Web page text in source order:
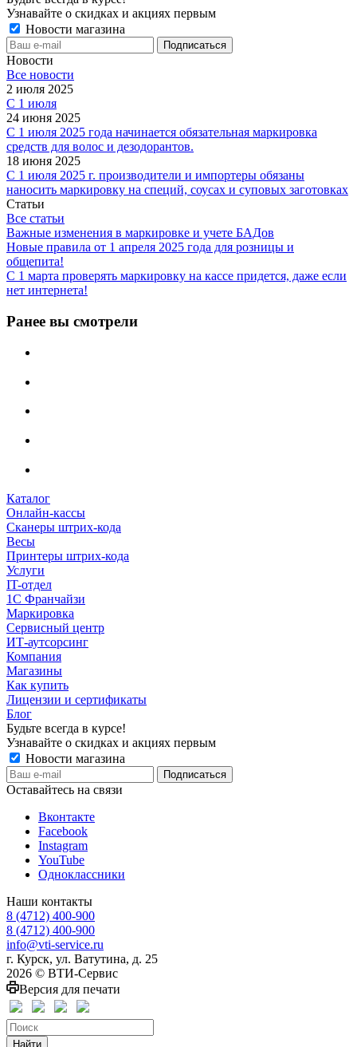
Узнавайте о скидках и акциях первым
Новости магазина
Новости
Все новости
2 июля 2025
С 1 июля
24 июня 2025
С 1 июля 2025 года начинается обязательная маркировка
средств для волос и дезодорантов.
18 июня 2025
С 1 июля 2025 г. производители и импортеры обязаны
наносить маркировку на специй, соусах и суповых заготовках
Статьи
Все статьи
Важные изменения в маркировке и учете БАДов
Новые правила от 1 апреля 2025 года для розницы и
общепита!
С 1 марта проверять маркировку на кассе придется, даже если
нет интернета!
Ранее вы смотрели
Каталог
Онлайн-кассы
Сканеры штрих-кода
Весы
Принтеры штрих-кода
Услуги
IT-отдел
1С Франчайзи
Маркировка
Сервисный центр
ИТ-аутсорсинг
Компания
Магазины
Как купить
Лицензии и сертификаты
Блог
Будьте всегда в курсе!
Узнавайте о скидках и акциях первым
Новости магазина
Оставайтесь на связи
Вконтакте
Facebook
Instagram
YouTube
Одноклассники
Наши контакты
8 (4712) 400-900
8 (4712) 400-900
info@vti-service.ru
г. Курск, ул. Ватутина, д. 25
2026 © ВТИ-Сервис
Версия для печати
Найти